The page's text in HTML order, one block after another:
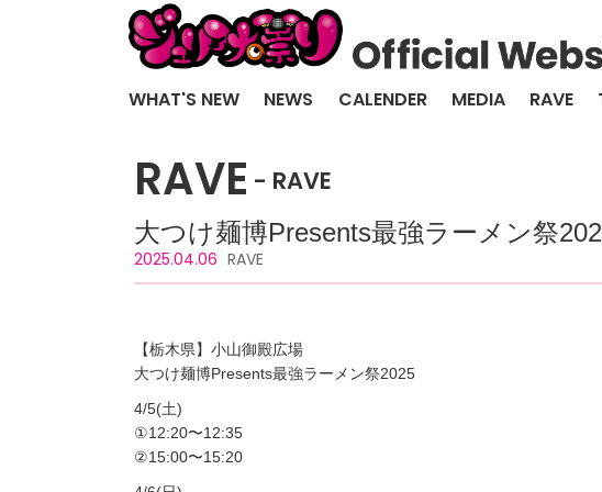
WHAT'S NEW NEWS CALENDER MEDIA RAVE
RAVE RAVE
大つけ麺博Presents最強ラーメン祭
2025.04.06 RAVE
【栃木県】小山御殿広場
大つけ麺博Presents最強ラーメン祭2025
4/5(土)
①12:20〜12:35
②15:00〜15:20